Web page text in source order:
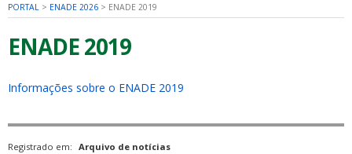
PORTAL > ENADE 2026 > ENADE 2019
ENADE 2019
Informações sobre o ENADE 2019
Registrado em: Arquivo de notícias